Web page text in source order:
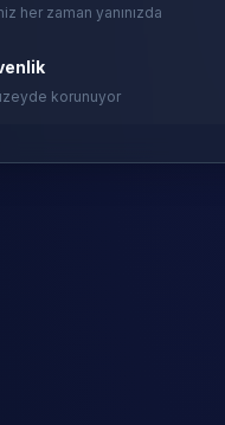
her zaman yanınızda
korunuyor